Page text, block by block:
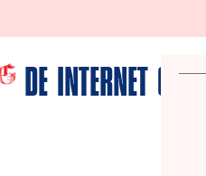
DE INTERNET GIDS